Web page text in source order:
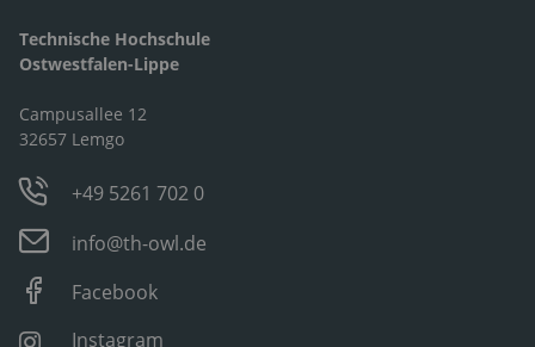
Technische Hochschule
Ostwestfalen-Lippe
Campusallee 12
32657 Lemgo
+49 5261 702 0
info@th-owl.de
Facebook
Instagram